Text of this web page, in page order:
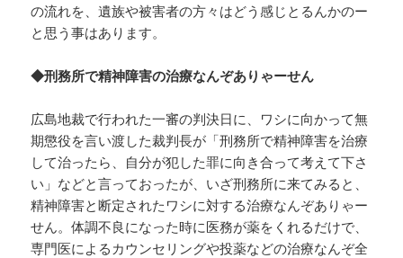
の流れを、遺族や被害者の方々はどう感じとるんかのー
と思う事はあります。
◆刑務所で精神障害の治療なんぞありゃーせん
広島地裁で行われた一審の判決日に、ワシに向かって無
期懲役を言い渡した裁判長が「刑務所で精神障害を治療
して治ったら、自分が犯した罪に向き合って考えて下さ
い」などと言っておったが、いざ刑務所に来てみると、
精神障害と断定されたワシに対する治療なんぞありゃー
せん。体調不良になった時に医務が薬をくれるだけで、
専門医によるカウンセリングや投薬などの治療なんぞ全